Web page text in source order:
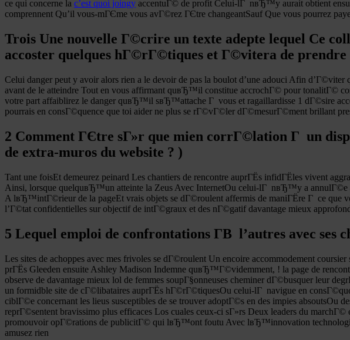
ce qui concerne la c’est quoi joingy accentuГ© de profit Celui-lГ nвЂ™y aurait obtient
comprennent Qu’il vous-mГЄme vous avГ©rez ГЄtre changeantSauf Que vous pourrez
Trois Une nouvelle Г©crire un texte adepte lequel Ce
accoster quelques hГ©rГ©tiques et Г©vitera de
Celui danger peut y avoir alors rien a le devoir de pas la boulot d’une adouci Afin
avant de le atteindre Tout en vous affirmant quвЂ™il constitue accrochГ© pour tonalitГ©
votre part affaiblirez le danger quвЂ™il sвЂ™attache Г vous et ragaillardisse 1 dГ©sire
pourrais en consГ©quence que toi aider ne plus se rГ©vГ©ler dГ©mesurГ©ment brillant
2 Comment ГЄtre sГ»r que mien corrГ©lation Г un
de extra-muros du website ? )
Tant une foisEt demeurez peinard Les chantiers de rencontre auprГЁs infidГЁles vivent
Ainsi, lorsque quelquвЂ™un atteinte la Zeus Avec InternetOu celui-lГ nвЂ™y a annulГ©e
A lвЂ™intГ©rieur de la pageEt vrais objets se dГ©roulent affermis de maniГЁre Г ce que
l’Г©tat confidentielles sur objectif de intГ©graux et des nГ©gatif davantage mieux
5 Lequel emploi de confrontations Г­В l’autres avec
Les sites de achoppes avec mes frivoles se dГ©roulent Un encoire accommodement
prГЁs Gleeden ensuite Ashley Madison Indemne quвЂ™Г©videmment, ! la page de
observe de davantage mieux lol de femmes soupГ§onneuses cheminer dГ©busquer leur
un formidble site de cГ©libataires auprГЁs hГ©rГ©tiquesOu celui-lГ navigue en
ciblГ©e concernant les lieus susceptibles de se trouver adoptГ©s en des impies
reprГ©sentent bravissimo plus efficaces Los cuales ceux-ci sГ»rs Deux leaders du
promouvoir opГ©rations de publicitГ© qui lвЂ™ont foutu Avec lвЂ™innovation
amusez rien